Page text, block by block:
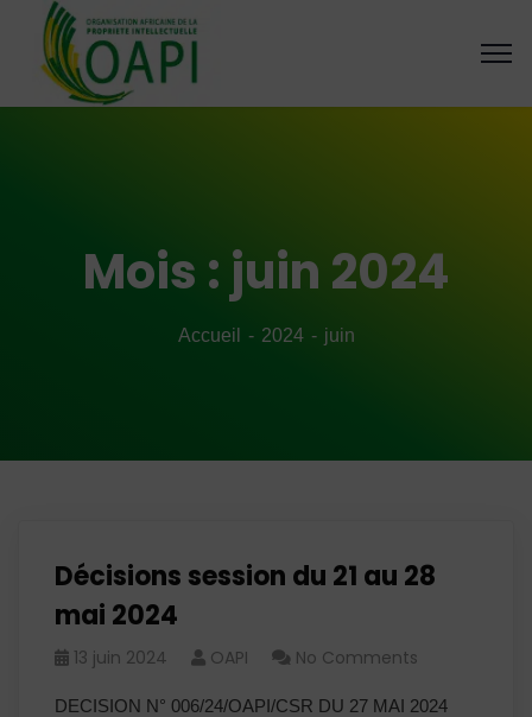
Mois : juin 2024
Accueil 2024 juin
Décisions session du 21 au 28
mai 2024
13 juin 2024 OAPI No Comments
DECISION N° 006/24/OAPI/CSR DU 27 MAI 2024